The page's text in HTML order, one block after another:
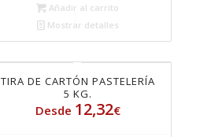
Añadir al carrito
Mostrar detalles
TIRA DE CARTÓN PASTELERÍA
5 KG.
Desde 12,32€